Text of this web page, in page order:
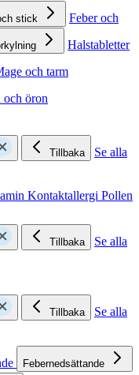
stick
Feber och
Halstabletter
och tarm
och öron
Tillbaka
Se alla
Kontaktallergi Pollen
Tillbaka
Se alla
Tillbaka
Se alla
Febernedsättande